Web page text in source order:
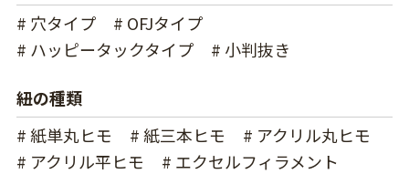
# 穴タイプ
# OFJタイプ
# ハッピータックタイプ
# 小判抜き
紐の種類
# 紙単丸ヒモ
# 紙三本ヒモ
# アクリル丸ヒモ
# アクリル平ヒモ
# エクセルフィラメント